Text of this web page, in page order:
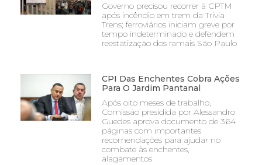
Governo precisou recorrer à CPTM
após incêndio em trem da Trivia
Trens; ferroviários iniciam greve por
tempo indeterminado e defendem
reestatização dos ramais São Paulo
CPI Das Enchentes Cobra Ações
Para O Jardim Pantanal
Após oito meses de trabalho,
Comissão presidida por Alessandro
Guedes aprova documento de 364
páginas com importantes
recomendações para ajudar no
combate às enchentes,
alagamentos